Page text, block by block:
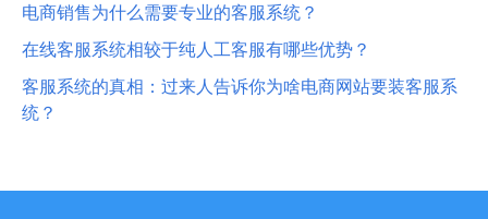
电商销售为什么需要专业的客服系统？
在线客服系统相较于纯人工客服有哪些优势？
客服系统的真相：过来人告诉你为啥电商网站要装客服系
统？